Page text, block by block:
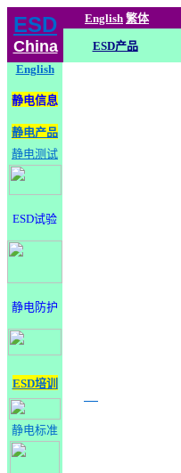
ESD
China
English 繁体
ESD产品
English
静电信息
静电产品
静电测试
ESD试验
静电防护
ESD培训
静电标准